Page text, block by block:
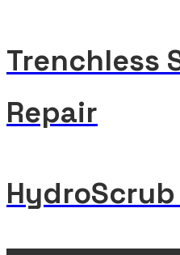
Trenchless
Repair